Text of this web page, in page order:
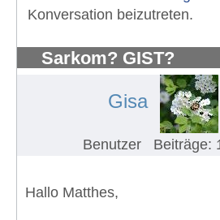
Konversation beizutreten.
Sarkom? GIST?
Gisa
Benutzer Beiträge:
Hallo Matthes,